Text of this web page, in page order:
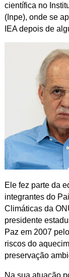
científica no
(Inpe), onde se
IEA depois de
Ele fez parte da
integrantes do
Climáticas da
presidente
Paz em 2007
riscos do
preservação
Na sua atuação